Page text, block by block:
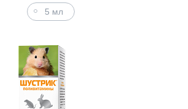
5 мл